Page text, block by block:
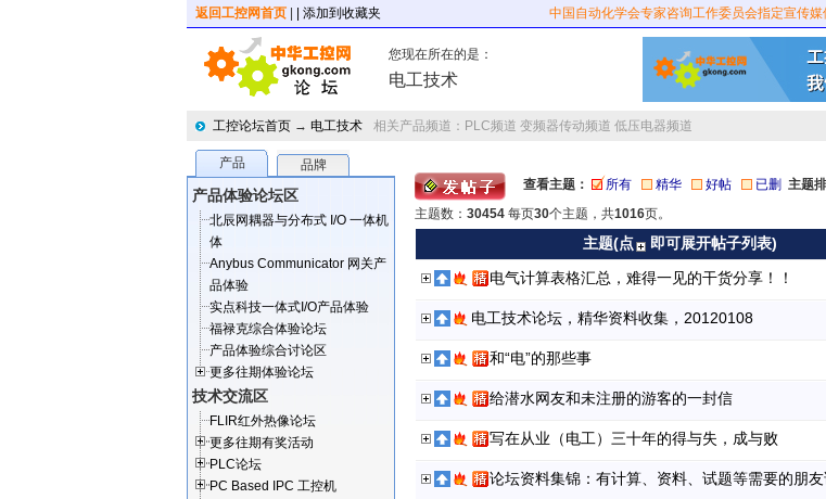
返回工控网首页 | 添加到收藏夹 中国自动化学会专家咨询工作委员会指定宣传媒
您现在所在的是：
电工技术
工控论坛首页 → 电工技术 相关产品频道： PLC频道 变频器传动频道 低压电器频道
产品 品牌
产品体验论坛区
北辰网耦器与分布式 I/O 一体机
体
Anybus Communicator 网关产
品体验
实点科技一体式I/O产品体验
福禄克综合体验论坛
产品体验综合讨论区
更多往期体验论坛
技术交流区
FLIR红外热像论坛
更多往期有奖活动
PLC论坛
PC Based IPC 工控机
查看主题： 所有 精华 好帖 已删 主题
主题数： 30454 每页30个主题，共1016页。
主题(点 即可展开帖子列表)
电气计算表格汇总，难得一见的干货分享！！
电工技术论坛，精华资料收集，20120108
和“电”的那些事
给潜水网友和未注册的游客的一封信
写在从业（电工）三十年的得与失，成与败
论坛资料集锦：有计算、资料、试题等需要的朋